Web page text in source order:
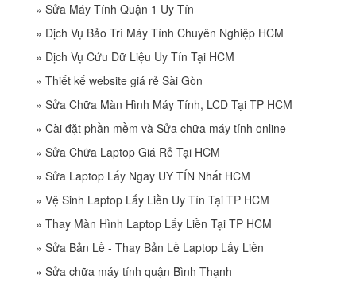
» Sửa Máy Tính Quận 1 Uy Tín
» Dịch Vụ Bảo Trì Máy Tính Chuyên Nghiệp HCM
» Dịch Vụ Cứu Dữ Liệu Uy Tín Tại HCM
» Thiết kế website giá rẻ Sài Gòn
» Sửa Chữa Màn Hình Máy Tính, LCD Tại TP HCM
» Cài đặt phần mềm và Sửa chữa máy tính online
» Sửa Chữa Laptop Giá Rẻ Tại HCM
» Sửa Laptop Lấy Ngay UY TÍN Nhất HCM
» Vệ Sinh Laptop Lấy Liền Uy Tín Tại TP HCM
» Thay Màn Hình Laptop Lấy Liền Tại TP HCM
» Sửa Bản Lề - Thay Bản Lề Laptop Lấy Liền
» Sửa chữa máy tính quận Bình Thạnh